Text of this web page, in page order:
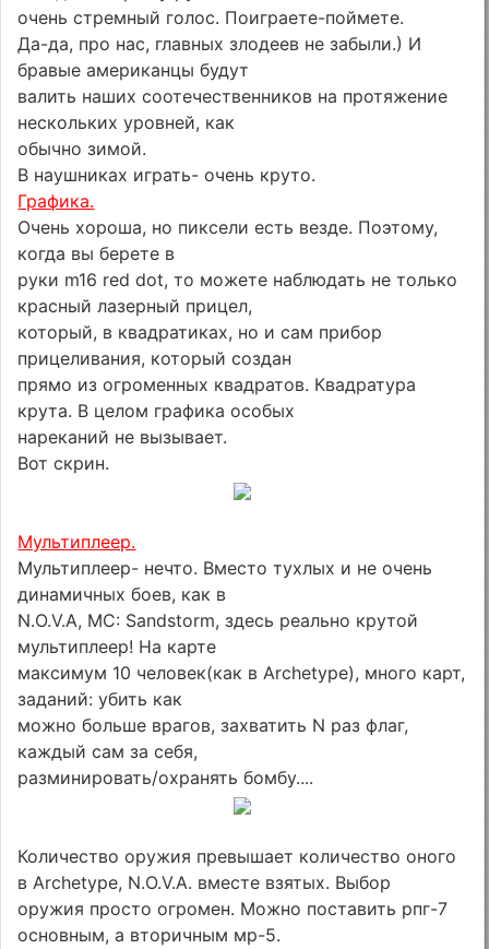
очень стремный голос. Поиграете-поймете.
Да-да, про нас, главных злодеев не забыли.) И
бравые американцы будут
валить наших соотечественников на протяжение
нескольких уровней, как
обычно зимой.
В наушниках играть- очень круто.
Графика.
Очень хороша, но пиксели есть везде. Поэтому,
когда вы берете в
руки m16 red dot, то можете наблюдать не только
красный лазерный прицел,
который, в квадратиках, но и сам прибор
прицеливания, который создан
прямо из огроменных квадратов. Квадратура
крута. В целом графика особых
нареканий не вызывает.
Вот скрин.
Мультиплеер.
Мультиплеер- нечто. Вместо тухлых и не очень
динамичных боев, как в
N.O.V.A, MC: Sandstorm, здесь реально крутой
мультиплеер! На карте
максимум 10 человек(как в Аrchetype), много карт,
заданий: убить как
можно больше врагов, захватить N раз флаг,
каждый сам за себя,
разминировать/охранять бомбу....
Количество оружия превышает количество оного
в Archetype, N.O.V.A. вместе взятых. Выбор
оружия просто огромен. Можно поставить рпг-7
основным, а вторичным мр-5.